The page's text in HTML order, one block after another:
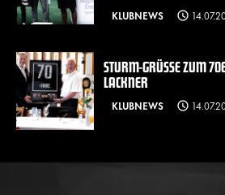
KLUBNEWS
STURM-GRÜSSE ZUM
ACKNER
KLUBNEWS